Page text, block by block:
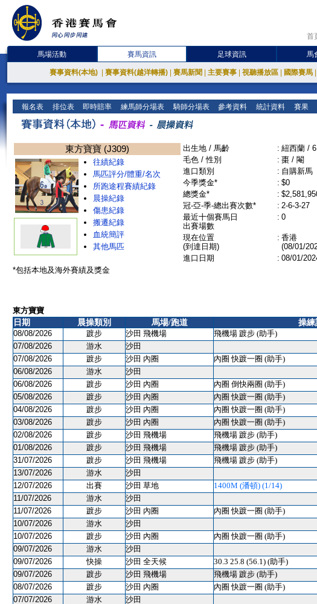
首
馬場活動 賽馬資訊 足球資訊 馬
賽事資料(本地) 賽事資料(越洋轉播) 賽馬新聞 主要賽事 視聽播放區 國際賽馬
報名表 排位表 即時賠率 練馬師分場表 騎師分場表 參考資料 統計資料 賽果
東方寶寶 (J309)
往績紀錄
馬匹評分/體重/名次
所跑途程賽績紀錄
晨操紀錄
傷患紀錄
搬遷紀錄
血統簡評
其他馬匹
出生地 / 馬齡 : 紐西蘭 / 6
毛色 / 性別
: 棗 / 閹
進口類別
: 自購新馬
今季獎金*
: $0
總獎金*
:
冠-亞-季-總出賽次數*
: 2-6-3-27
最近十個賽馬日
出賽場數
: 0
現在位置
(到達日期)
: 香港
(08/01/
進口日期
: 08/01/
*包括本地及海外賽績及獎金
東方寶寶
日期
晨操類別 馬場/跑道 操練
08/08/2026
踱步 沙田 飛機場 飛機場 踱步 (助手)
07/08/2026
游水
沙田
07/08/2026
踱步 沙田 內圈 內圈 快踱一圈 (助手)
06/08/2026
游水
沙田
06/08/2026
踱步 沙田 內圈 內圈 倒快兩圈 (助手)
05/08/2026
踱步 沙田 內圈 內圈 快踱一圈 (助手)
04/08/2026
踱步 沙田 內圈 內圈 快踱一圈 (助手)
03/08/2026
踱步 沙田 內圈 內圈 快踱一圈 (助手)
02/08/2026
踱步 沙田 飛機場 飛機場 踱步 (助手)
01/08/2026
踱步 沙田 飛機場 飛機場 踱步 (助手)
31/07/2026
踱步 沙田 飛機場 飛機場 踱步 (助手)
13/07/2026
游水
沙田
12/07/2026
出賽 沙田 草地
1400M (潘頓) (1/14)
11/07/2026
游水
沙田
11/07/2026
踱步 沙田 內圈 內圈 快踱一圈 (助手)
10/07/2026
游水
沙田
10/07/2026
踱步 沙田 內圈 內圈 快踱一圈 (助手)
09/07/2026
游水
沙田
09/07/2026
快操 沙田 全天候 30.3 25.8 (56.1) (助手)
09/07/2026
踱步 沙田 飛機場 飛機場 踱步 (助手)
08/07/2026
踱步 沙田 內圈 內圈 快踱一圈 (助手)
07/07/2026
游水
沙田